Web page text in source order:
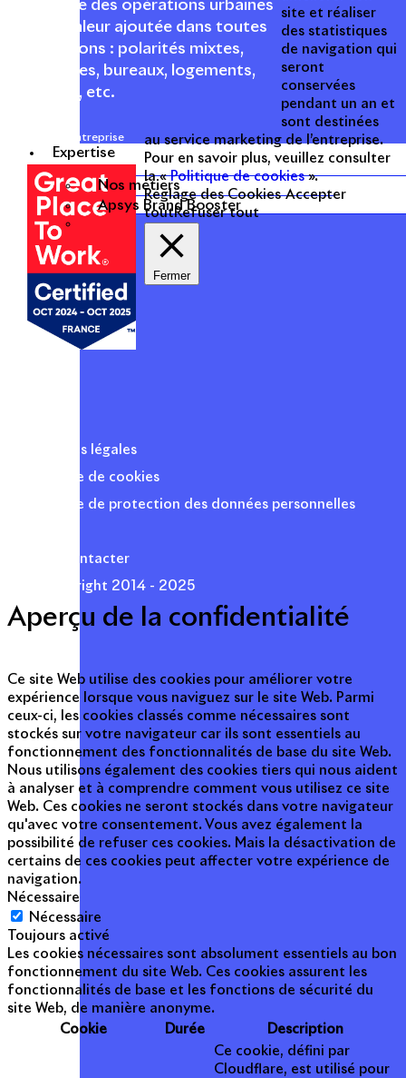
Expertise
Nos métiers
Apsys Brand Booster
et valorise des opérations urbaines
à forte valeur ajoutée dans toutes
les fonctions : polarités mixtes,
commerces, bureaux, logements,
hôtellerie, etc.
Une entreprise
certifiée
Mentions légales
Politique de cookies
Politique de protection des données personnelles
Nous contacter
© Copyright 2014 - 2025
site et réaliser
des statistiques
de navigation qui
seront
conservées
pendant un an et
sont destinées
au service marketing de l’entreprise.
Pour en savoir plus, veuillez consulter
la «Politique de cookies».
Réglage des Cookies Accepter
toutRefuser tout
Fermer
Aperçu de la confidentialité
Ce site Web utilise des cookies pour améliorer votre
expérience lorsque vous naviguez sur le site Web. Parmi
ceux-ci, les cookies classés comme nécessaires sont
stockés sur votre navigateur car ils sont essentiels au
fonctionnement des fonctionnalités de base du site Web.
Nous utilisons également des cookies tiers qui nous aident
à analyser et à comprendre comment vous utilisez ce site
Web. Ces cookies ne seront stockés dans votre navigateur
qu'avec votre consentement. Vous avez également la
possibilité de refuser ces cookies. Mais la désactivation de
certains de ces cookies peut affecter votre expérience de
navigation.
Nécessaire
Nécessaire
Toujours activé
Les cookies nécessaires sont absolument essentiels au bon
fonctionnement du site Web. Ces cookies assurent les
fonctionnalités de base et les fonctions de sécurité du
site Web, de manière anonyme.
Cookie
Durée Description
Ce cookie, défini par
Cloudflare, est utilisé pour